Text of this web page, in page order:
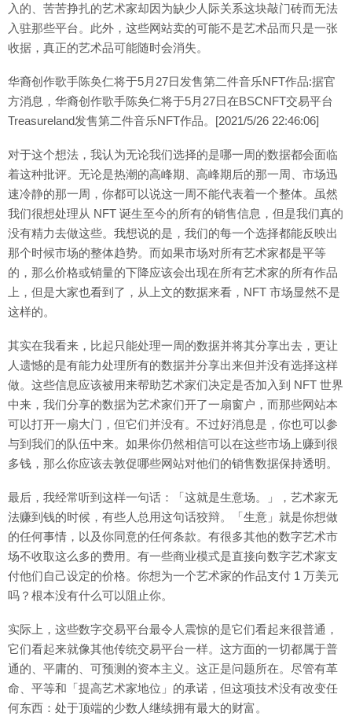
入的、苦苦挣扎的艺术家却因为缺少人际关系这块敲门砖而无法
入驻那些平台。此外，这些网站卖的可能不是艺术品而只是一张
收据，真正的艺术品可能随时会消失。
华裔创作歌手陈奂仁将于5月27日发售第二件音乐NFT作品:据官
方消息，华裔创作歌手陈奂仁将于5月27日在BSCNFT交易平台
Treasureland发售第二件音乐NFT作品。[2021/5/26 22:46:06]
对于这个想法，我认为无论我们选择的是哪一周的数据都会面临
着这种批评。无论是热潮的高峰期、高峰期后的那一周、市场迅
速冷静的那一周，你都可以说这一周不能代表着一个整体。虽然
我们很想处理从 NFT 诞生至今的所有的销售信息，但是我们真的
没有精力去做这些。我想说的是，我们的每一个选择都能反映出
那个时候市场的整体趋势。而如果市场对所有艺术家都是平等
的，那么价格或销量的下降应该会出现在所有艺术家的所有作品
上，但是大家也看到了，从上文的数据来看，NFT 市场显然不是
这样的。
其实在我看来，比起只能处理一周的数据并将其分享出去，更让
人遗憾的是有能力处理所有的数据并分享出来但并没有选择这样
做。这些信息应该被用来帮助艺术家们决定是否加入到 NFT 世界
中来，我们分享的数据为艺术家们开了一扇窗户，而那些网站本
可以打开一扇大门，但它们并没有。不过好消息是，你也可以参
与到我们的队伍中来。如果你仍然相信可以在这些市场上赚到很
多钱，那么你应该去敦促哪些网站对他们的销售数据保持透明。
最后，我经常听到这样一句话：「这就是生意场。」，艺术家无
法赚到钱的时候，有些人总用这句话狡辩。「生意」就是你想做
的任何事情，以及你同意的任何条款。有很多其他的数字艺术市
场不收取这么多的费用。有一些商业模式是直接向数字艺术家支
付他们自己设定的价格。你想为一个艺术家的作品支付 1 万美元
吗？根本没有什么可以阻止你。
实际上，这些数字交易平台最令人震惊的是它们看起来很普通，
它们看起来就像其他传统交易平台一样。这方面的一切都属于普
通的、平庸的、可预测的资本主义。这正是问题所在。尽管有革
命、平等和「提高艺术家地位」的承诺，但这项技术没有改变任
何东西：处于顶端的少数人继续拥有最大的财富。